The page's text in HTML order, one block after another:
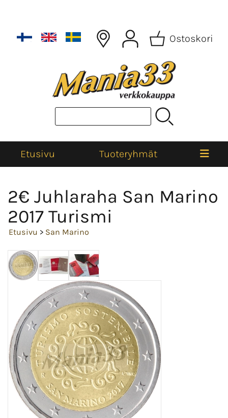
Ostoskori
Etusivu Tuoteryhmät
2€ Juhlaraha San Marino
2017 Turismi
Etusivu > San Marino